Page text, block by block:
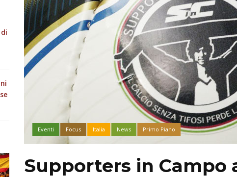
Eventi Focus Italia News Primo Piano
Supporters in Campo